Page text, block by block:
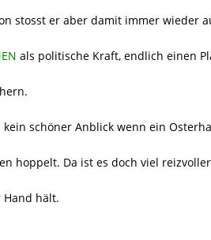
stosst er aber damit immer wieder
als politische Kraft, endlich einen
kein schöner Anblick wenn ein
hoppelt. Da ist es doch viel
hält.